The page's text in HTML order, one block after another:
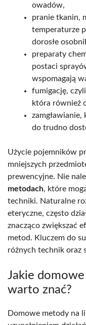
owadów,
pranie tkanin,
temperaturze
dorosłe
preparaty
postaci
wspomagają
fumigację,
która również
do trudno
Użycie pojemników
mniejszych
prewencyjne. Nie
metodach, które
techniki. Naturalne
eteryczne, często
znacząco zwiększać
metod. Kluczem do
różnych technik oraz
Jakie
warto znać?
Domowe metody na